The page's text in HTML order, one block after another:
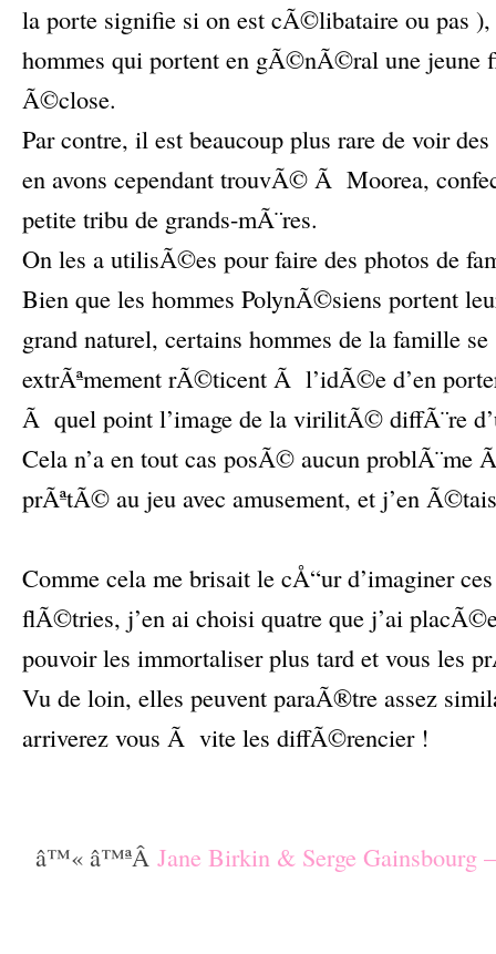
la porte signifie si on est cÃ©libataire ou pas
hommes qui portent en gÃ©nÃ©ral une jeune
Ã©close.
Par contre, il est beaucoup plus rare de voir
en avons cependant trouvÃ© Ã Moorea,
petite tribu de grands-mÃ¨res.
On les a utilisÃ©es pour faire des photos de
Bien que les hommes PolynÃ©siens portent
grand naturel, certains hommes de la famille
extrÃªmement rÃ©ticent Ã l’idÃ©e d’en
Ã quel point l’image de la virilitÃ© diffÃ¨re
Cela n’a en tout cas posÃ© aucun
prÃªtÃ© au jeu avec amusement, et j’en
Comme cela me brisait le cÅ“ur d’imaginer
flÃ©tries, j’en ai choisi quatre que j’ai
pouvoir les immortaliser plus tard et vous les
Vu de loin, elles peuvent paraÃ®tre assez
arriverez vous Ã vite les diffÃ©rencier !
â™« â™ªÂ Jane Birkin & Serge